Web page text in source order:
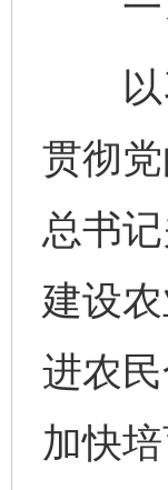
以习
贯彻
总书
建设
进农
加快